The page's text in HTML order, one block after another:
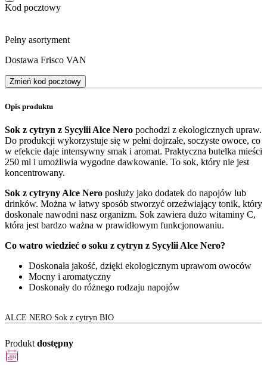
Kod pocztowy
Pełny asortyment
Dostawa Frisco VAN
Zmień kod pocztowy
Opis produktu
Sok z cytryn z Sycylii Alce Nero pochodzi z ekologicznych upraw.
Do produkcji wykorzystuje się w pełni dojrzałe, soczyste owoce, co
w efekcie daje intensywny smak i aromat. Praktyczna butelka mieści
250 ml i umożliwia wygodne dawkowanie. To sok, który nie jest
koncentrowany.
Sok z cytryny Alce Nero posłuży jako dodatek do napojów lub
drinków. Można w łatwy sposób stworzyć orzeźwiający tonik, który
doskonale nawodni nasz organizm. Sok zawiera dużo witaminy C,
która jest bardzo ważna w prawidłowym funkcjonowaniu.
Co watro wiedzieć o soku z cytryn z Sycylii Alce Nero?
Doskonała jakość, dzięki ekologicznym uprawom owoców
Mocny i aromatyczny
Doskonały do różnego rodzaju napojów
ALCE NERO Sok z cytryn BIO
Produkt dostępny